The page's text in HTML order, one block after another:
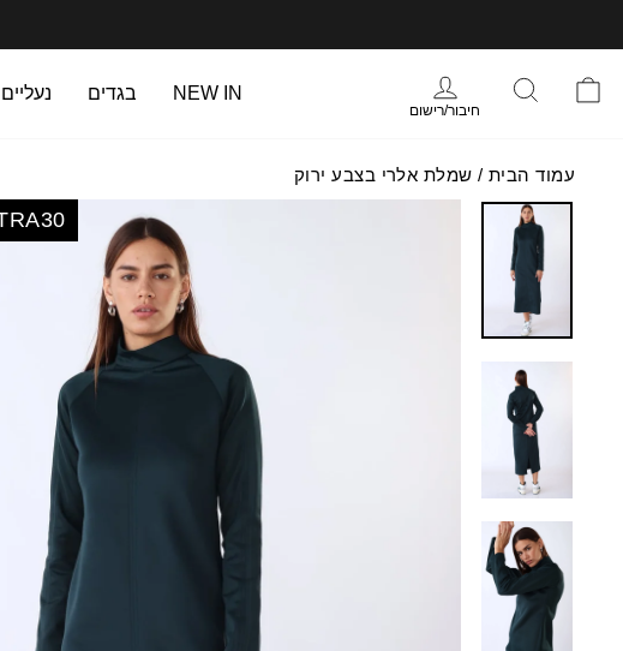
לתוכן
העמוד
NEW IN בגדים נעליים
סל הקניות
חיבור/רישום
עמוד הבית / שמלת אלרי בצבע ירוק